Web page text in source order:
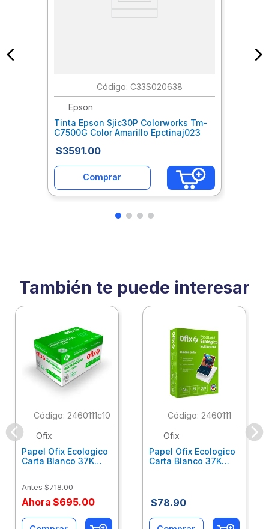
: C33S020638
Epson
Tinta Epson Sjic30P Colorworks Tm-
C7500G Color Amarillo Epctinaj023
$3591.00
Comprar
También te puede interesar
: 2460111c10
Ofix
Papel Ofix Ecologico
Carta Blanco 37K
Antes $718.00
Ahora $695.00
: 2460111
Ofix
Papel Ofix Ecologico
Carta Blanco 37K
$78.90